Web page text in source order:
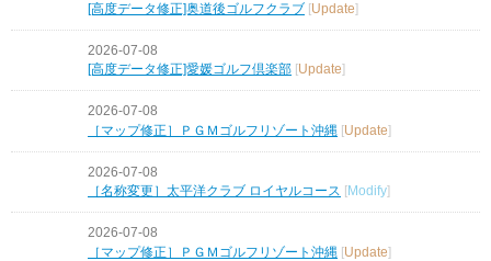
[高度データ修正]奥道後ゴルフクラブ [Update]
2026-07-08
[高度データ修正]愛媛ゴルフ倶楽部 Update
2026-07-08
［マップ修正］ＰＧＭゴルフリゾート沖縄 [Update]
2026-07-08
［名称変更］太平洋クラブ ロイヤルコース [Modify]
2026-07-08
［マップ修正］ＰＧＭゴルフリゾート沖縄 [Update]